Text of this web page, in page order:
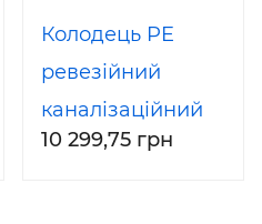
Колодець PE
ревезійний
каналізаційний
VK-600 2м
10 299,75 грн